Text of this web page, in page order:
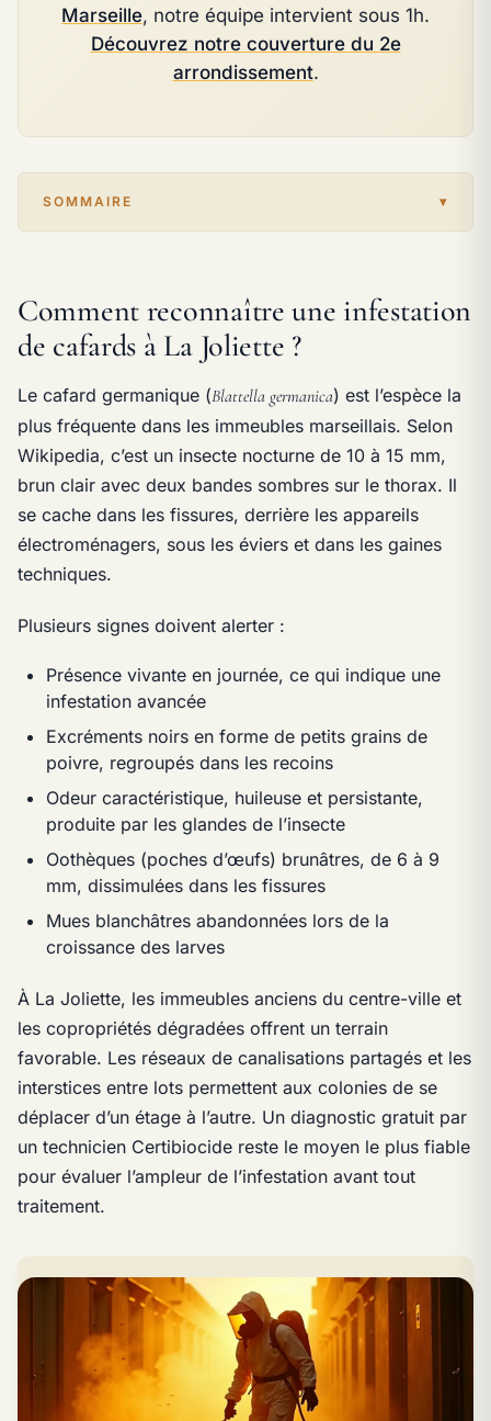
Marseille, notre équipe intervient sous 1h.
Découvrez notre couverture du 2e
arrondissement.
SOMMAIRE
Comment reconnaître une infestation
de cafards à La Joliette ?
Le cafard germanique (Blattella germanica) est l’espèce la
plus fréquente dans les immeubles marseillais. Selon
Wikipedia, c’est un insecte nocturne de 10 à 15 mm,
brun clair avec deux bandes sombres sur le thorax. Il
se cache dans les fissures, derrière les appareils
électroménagers, sous les éviers et dans les gaines
techniques.
Plusieurs signes doivent alerter :
Présence vivante en journée, ce qui indique une
infestation avancée
Excréments noirs en forme de petits grains de
poivre, regroupés dans les recoins
Odeur caractéristique, huileuse et persistante,
produite par les glandes de l’insecte
Oothèques (poches d’œufs) brunâtres, de 6 à 9
mm, dissimulées dans les fissures
Mues blanchâtres abandonnées lors de la
croissance des larves
À La Joliette, les immeubles anciens du centre-ville et
les copropriétés dégradées offrent un terrain
favorable. Les réseaux de canalisations partagés et les
interstices entre lots permettent aux colonies de se
déplacer d’un étage à l’autre. Un diagnostic gratuit par
un technicien Certibiocide reste le moyen le plus fiable
pour évaluer l’ampleur de l’infestation avant tout
traitement.